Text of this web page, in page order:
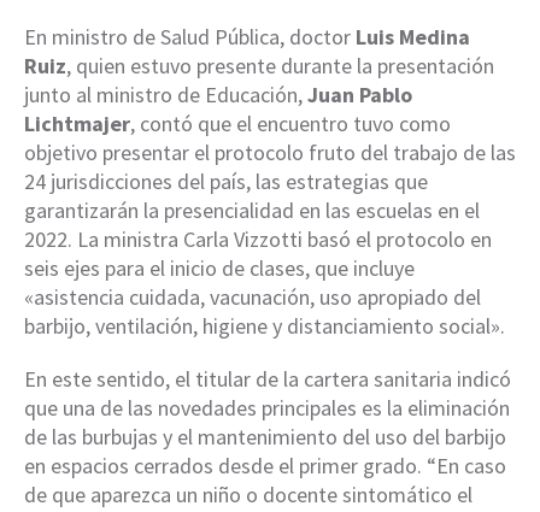
En ministro de Salud Pública, doctor Luis Medina
Ruiz, quien estuvo presente durante la presentación
junto al ministro de Educación,Juan Pablo
Lichtmajer, contó que el encuentro tuvo como
objetivo presentar el protocolo fruto del trabajo de las
24 jurisdicciones del país, las estrategias que
garantizarán la presencialidad en las escuelas en el
2022. La ministra Carla Vizzotti basó el protocolo en
seis ejes para el inicio de clases, que incluye
«asistencia cuidada, vacunación, uso apropiado del
barbijo, ventilación, higiene y distanciamiento social».
En este sentido, el titular de la cartera sanitaria indicó
que una de las novedades principales es la eliminación
de las burbujas y el mantenimiento del uso del barbijo
en espacios cerrados desde el primer grado. “En caso
de que aparezca un niño o docente sintomático el